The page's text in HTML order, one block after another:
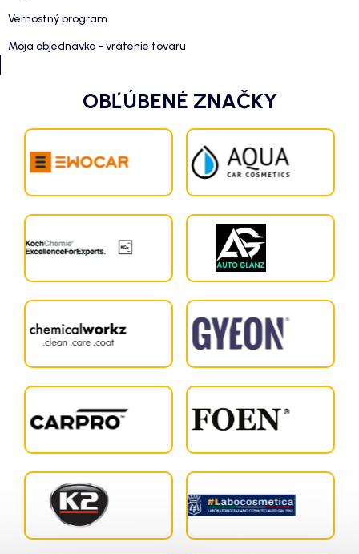
Vernostný program
Moja objednávka - vrátenie tovaru
OBĽÚBENÉ ZNAČKY